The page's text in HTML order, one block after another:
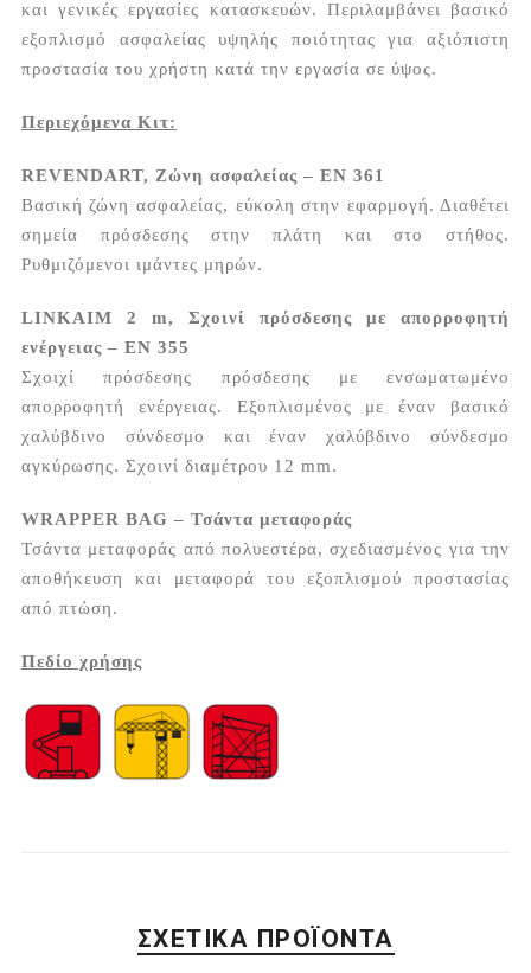
και γενικές εργασίες κατασκευών. Περιλαμβάνει βασικό
εξοπλισμό ασφαλείας υψηλής ποιότητας για αξιόπιστη
προστασία του χρήστη κατά την εργασία σε ύψος.
Περιεχόμενα Κιτ:
REVENDART, Ζώνη ασφαλείας – EN 361
Βασική ζώνη ασφαλείας, εύκολη στην εφαρμογή. Διαθέτει
σημεία πρόσδεσης στην πλάτη και στο στήθος.
Ρυθμιζόμενοι ιμάντες μηρών.
LINKAIM 2 m, Σχοινί πρόσδεσης με απορροφητή
ενέργειας – EN 355
Σχοιχί πρόσδεσης πρόσδεσης με ενσωματωμένο
απορροφητή ενέργειας. Εξοπλισμένος με έναν βασικό
χαλύβδινο σύνδεσμο και έναν χαλύβδινο σύνδεσμο
αγκύρωσης. Σχοινί διαμέτρου 12 mm.
WRAPPER BAG – Τσάντα μεταφοράς
Τσάντα μεταφοράς από πολυεστέρα, σχεδιασμένος για την
αποθήκευση και μεταφορά του εξοπλισμού προστασίας
από πτώση.
Πεδίο χρήσης
ΣΧΕΤΙΚΆ ΠΡΟΪΌΝΤΑ